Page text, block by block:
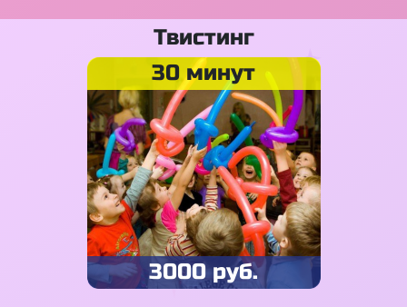
Твистинг
30 минут
3000 руб.